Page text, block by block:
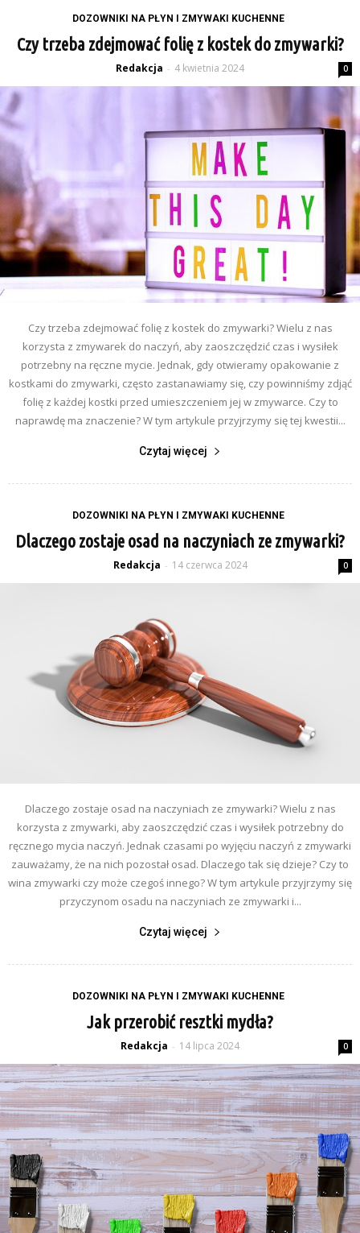
DOZOWNIKI NA PŁYN I ZMYWAKI KUCHENNE
Czy trzeba zdejmować folię z kostek do zmywarki?
Redakcja - 4 kwietnia 2024 0
Czy trzeba zdejmować folię z kostek do zmywarki? Wielu z nas
korzysta z zmywarek do naczyń, aby zaoszczędzić czas i wysiłek
potrzebny na ręczne mycie. Jednak, gdy otwieramy opakowanie z
kostkami do zmywarki, często zastanawiamy się, czy powinniśmy zdjąć
folię z każdej kostki przed umieszczeniem jej w zmywarce. Czy to
naprawdę ma znaczenie? W tym artykule przyjrzymy się tej kwestii...
Czytaj więcej
DOZOWNIKI NA PŁYN I ZMYWAKI KUCHENNE
Dlaczego zostaje osad na naczyniach ze zmywarki?
Redakcja - 14 czerwca 2024 0
Dlaczego zostaje osad na naczyniach ze zmywarki? Wielu z nas
korzysta z zmywarki, aby zaoszczędzić czas i wysiłek potrzebny do
ręcznego mycia naczyń. Jednak czasami po wyjęciu naczyń z zmywarki
zauważamy, że na nich pozostał osad. Dlaczego tak się dzieje? Czy to
wina zmywarki czy może czegoś innego? W tym artykule przyjrzymy się
przyczynom osadu na naczyniach ze zmywarki i...
Czytaj więcej
DOZOWNIKI NA PŁYN I ZMYWAKI KUCHENNE
Jak przerobić resztki mydła?
Redakcja - 14 lipca 2024 0